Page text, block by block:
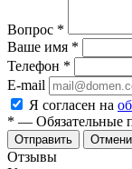
Вопрос *
Ваше имя *
Телефон *
E-mail
Я согласен на
* — Обязательные
Отзывы